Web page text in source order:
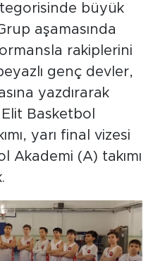
büyük
aşamasında
rakiplerini
genç devler,
yazdırarak
Basketbol
yarı final vizesi
Akademi (A) takımı